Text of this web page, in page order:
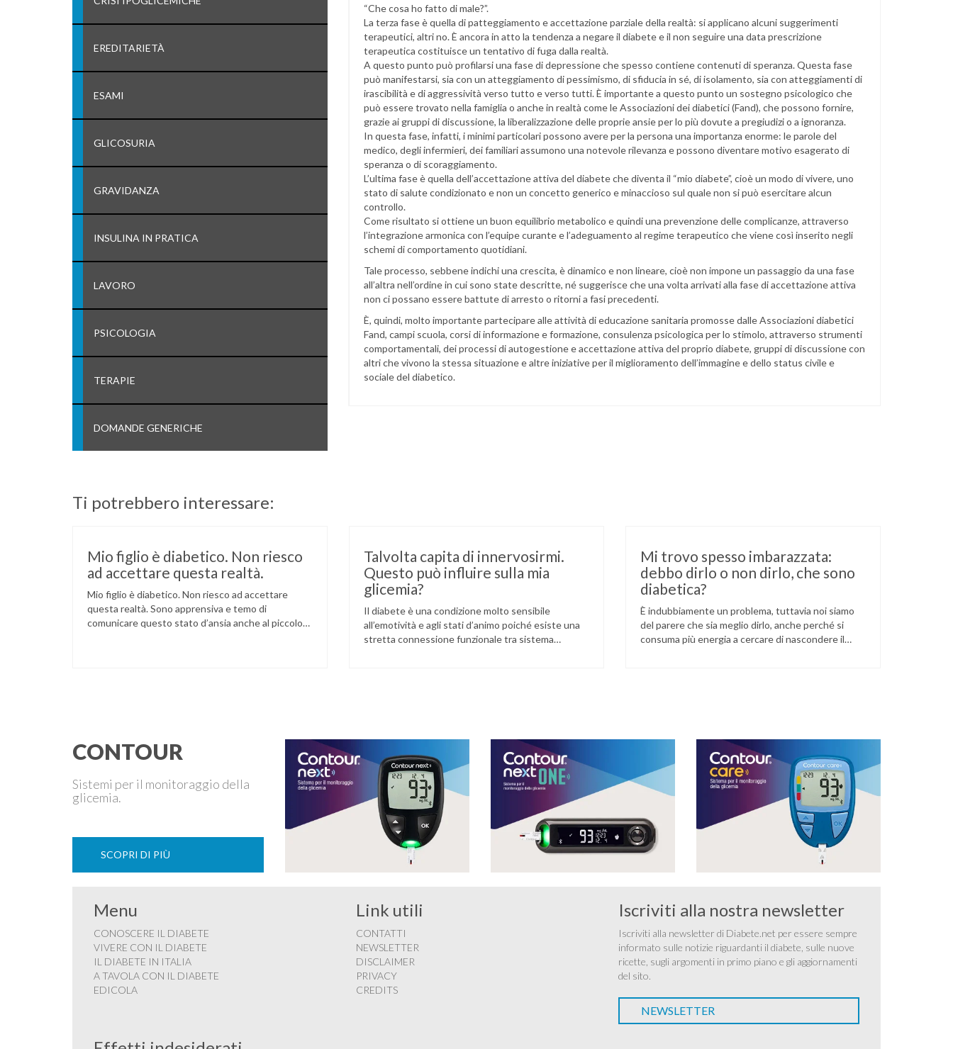
EREDITARIETÀ
ESAMI
GLICOSURIA
GRAVIDANZA
INSULINA IN PRATICA
LAVORO
PSICOLOGIA
TERAPIE
DOMANDE GENERICHE
“Che cosa ho fatto di male?”.
La terza fase è quella di patteggiamento e accettazione parziale della realtà: si applicano alcuni suggerimenti
terapeutici, altri no. È ancora in atto la tendenza a negare il diabete e il non seguire una data prescrizione
terapeutica costituisce un tentativo di fuga dalla realtà.
A questo punto può profilarsi una fase di depressione che spesso contiene contenuti di speranza. Questa fase
può manifestarsi, sia con un atteggiamento di pessimismo, di sfiducia in sé, di isolamento, sia con atteggiamenti di
irascibilità e di aggressività verso tutto e verso tutti. È importante a questo punto un sostegno psicologico che
può essere trovato nella famiglia o anche in realtà come le Associazioni dei diabetici (Fand), che possono fornire,
grazie ai gruppi di discussione, la liberalizzazione delle proprie ansie per lo più dovute a pregiudizi o a ignoranza.
In questa fase, infatti, i minimi particolari possono avere per la persona una importanza enorme: le parole del
medico, degli infermieri, dei familiari assumono una notevole rilevanza e possono diventare motivo esagerato di
speranza o di scoraggiamento.
L’ultima fase è quella dell’accettazione attiva del diabete che diventa il “mio diabete”, cioè un modo di vivere, uno
stato di salute condizionato e non un concetto generico e minaccioso sul quale non si può esercitare alcun
controllo.
Come risultato si ottiene un buon equilibrio metabolico e quindi una prevenzione delle complicanze, attraverso
l’integrazione armonica con l’equipe curante e l’adeguamento al regime terapeutico che viene così inserito negli
schemi di comportamento quotidiani.
Tale processo, sebbene indichi una crescita, è dinamico e non lineare, cioè non impone un passaggio da una fase
all’altra nell’ordine in cui sono state descritte, né suggerisce che una volta arrivati alla fase di accettazione attiva
non ci possano essere battute di arresto o ritorni a fasi precedenti.
È, quindi, molto importante partecipare alle attività di educazione sanitaria promosse dalle Associazioni diabetici
Fand, campi scuola, corsi di informazione e formazione, consulenza psicologica per lo stimolo, attraverso strumenti
comportamentali, dei processi di autogestione e accettazione attiva del proprio diabete, gruppi di discussione con
altri che vivono la stessa situazione e altre iniziative per il miglioramento dell’immagine e dello status civile e
sociale del diabetico.
Ti potrebbero interessare:
Mio figlio è diabetico. Non riesco
ad accettare questa realtà.
Mio figlio è diabetico. Non riesco ad accettare
questa realtà. Sono apprensiva e temo di
comunicare questo stato d’ansia anche al piccolo
Talvolta capita di innervosirmi.
Questo può influire sulla mia
glicemia?
Il diabete è una condizione molto sensibile
all’emotività e agli stati d’animo poiché esiste una
stretta connessione funzionale tra sistema
Mi trovo spesso imbarazzata:
debbo dirlo o non dirlo, che sono
diabetica?
È indubbiamente un problema, tuttavia noi siamo
del parere che sia meglio dirlo, anche perché si
consuma più energia a cercare di nascondere il
CONTOUR
Sistemi per il monitoraggio della
glicemia.
SCOPRI DI PIÙ
Menu
CONOSCERE IL DIABETE
VIVERE CON IL DIABETE
IL DIABETE IN ITALIA
A TAVOLA CON IL DIABETE
EDICOLA
Link utili
CONTATTI
NEWSLETTER
DISCLAIMER
PRIVACY
CREDITS
Iscriviti alla nostra newsletter
Iscriviti alla newsletter di Diabete.net per essere sempre
informato sulle notizie riguardanti il diabete, sulle nuove
ricette, sugli argomenti in primo piano e gli aggiornamenti
del sito.
NEWSLETTER